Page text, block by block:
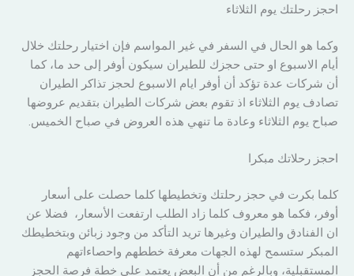
احجز رحلتك يوم الثلاثاء
وكما هو الحال في السفر في غير المواسم فإن اختيار رحلتك خلال
أيام الاسبوع او حتى حجزك للطيران سيكون أوفر إلى حد ما، كما
أن شركات عدة تؤكد أن أوفر ايام الاسبوع لحجز تذاكر الطيران
تصادف يوم الثلاثاء اذ تقوم بعض شركات الطيران بتقديم عروضها
صباح يوم الثلاثاء وعادة ما تنهي هذه العروض في صباح الخميس.
احجز رحلاتك مبكرا
كلما بكرت في حجز رحلتك وتخطيطها كلما حصلت على أسعار
أوفر، فكما هو معروف كلما زاد الطلب ارتفعت الأسعار، فضلا عن
ان الفنادق والطيران وغيرها تريد التأكد من وجود زبائن وبتخطيطك
المبكر ستسمح لهذه الجهات معرفة خططهم واحصاءاتهم
المستقبلية، وبالرغم من أن البعض يعتمد على خطة فرصة الحجز